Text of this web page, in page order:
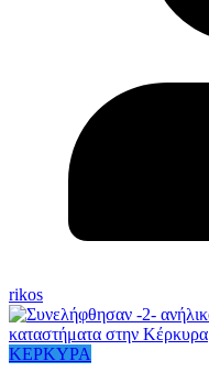
rikos
ΚΕΡΚΥΡΑ